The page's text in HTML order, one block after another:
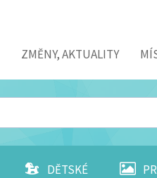
ZMĚNY, AKTUALITY
DĚTSKÉ